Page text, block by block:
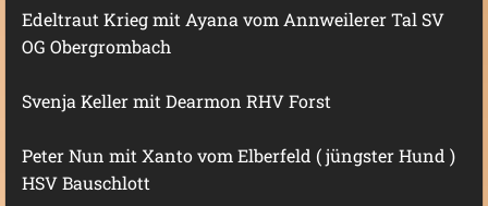
Edeltraut Krieg mit Ayana vom Annweilerer Tal SV
OG Obergrombach
Svenja Keller mit Dearmon RHV Forst
Peter Nun mit Xanto vom Elberfeld ( jüngster Hund )
HSV Bauschlott